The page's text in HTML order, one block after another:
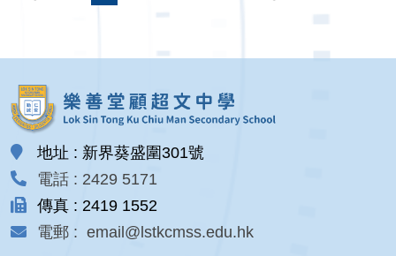
地址 : 新界葵盛圍301號
電話 : 2429 5171
傳真 : 2419 1552
電郵 : email@lstkcmss.edu.hk